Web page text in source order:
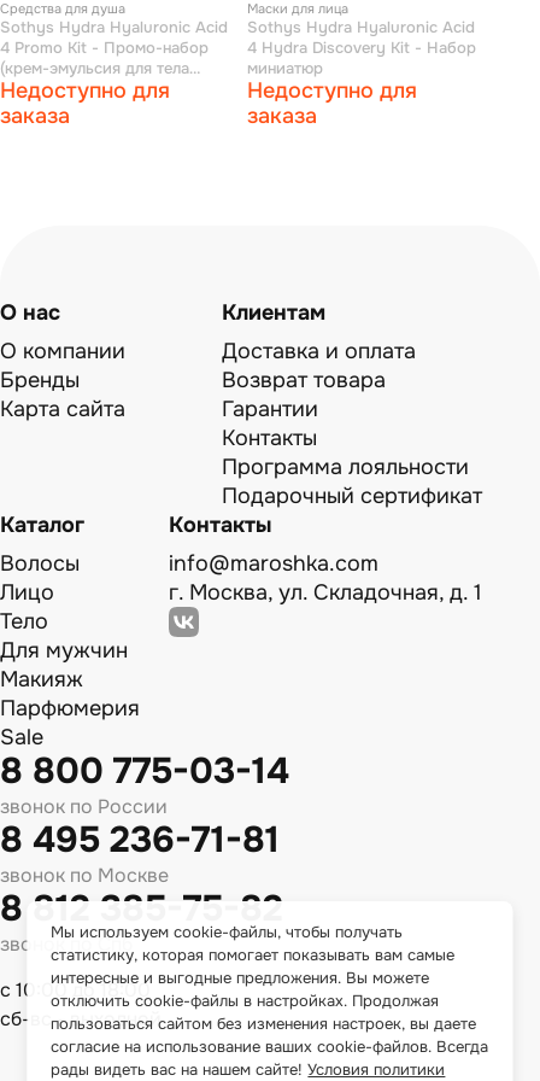
Средства для душа
Sothys Hydra Hyaluronic Acid
4 Promo Kit - Промо-набор
(крем-эмульсия для тела
"увлажнение и питание" 400
мл + крем-гель для душа с
цветками вишни и лотоса 200
Недоступно для
заказа
Маски для лица
Sothys Hydra Hyaluronic Acid
4 Hydra Discovery Kit - Набор
миниатюр
Недоступно для
заказа
О нас
О компании
Бренды
Карта сайта
Клиентам
Доставка и оплата
Возврат товара
Гарантии
Контакты
Программа лояльности
Подарочный сертификат
Каталог
Волосы
Лицо
Тело
Для мужчин
Макияж
Парфюмерия
Sale
Контакты
info@maroshka.com
г. Москва, ул. Складочная, д. 1
8 800 775-03-14
звонок по России
8 495 236-71-81
звонок по Москве
8 812 385-75-82
звонок по Спб
с 10:00 до 18:00
сб-вс - выходной
Мы используем cookie-файлы, чтобы получать
статистику, которая помогает показывать вам самые
интересные и выгодные предложения. Вы можете
отключить cookie-файлы в настройках. Продолжая
пользоваться сайтом без изменения настроек, вы даете
согласие на использование ваших cookie-файлов. Всегда
рады видеть вас на нашем сайте!Условия политики